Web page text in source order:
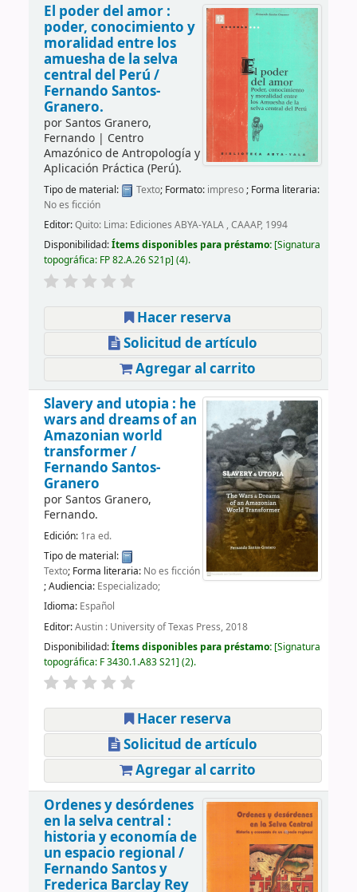
El poder del amor :
poder, conocimiento y
moralidad entre los
amuesha de la selva
central del Perú /
Fernando Santos-
Granero.
porSantos Granero,
Fernando| Centro
Amazónico de Antropología y
Aplicación Práctica (Perú).
Tipo de material: Texto; Formato: impreso; Forma literaria:
No es ficción
Editor:Quito: Lima: Ediciones ABYA-YALA , CAAAP, 1994
Disponibilidad:Ítems disponibles para préstamo: Signatura
topográfica: FP 82.A.26 S21p (4).
Hacer reserva
Solicitud de artículo
Agregar al carrito
Slavery and utopia : he
wars and dreams of an
Amazonian world
transformer /
Fernando Santos-
Granero
porSantos Granero,
Fernando.
Edición: 1ra ed.
Tipo de material:
Texto; Forma literaria: No es ficción
; Audiencia: Especializado;
Idioma: Español
Editor:Austin : University of Texas Press, 2018
Disponibilidad:Ítems disponibles para préstamo: Signatura
topográfica: F 3430.1.A83 S21 (2).
Hacer reserva
Solicitud de artículo
Agregar al carrito
Ordenes y desórdenes
en la selva central :
historia y economía de
un espacio regional /
Fernando Santos y
Frederica Barclay Rey